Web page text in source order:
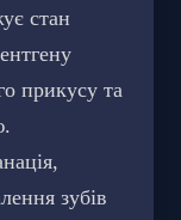
стан
прикусу та
зубів